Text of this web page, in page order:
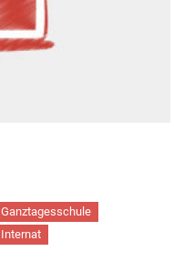
Ganztagesschule
Internat